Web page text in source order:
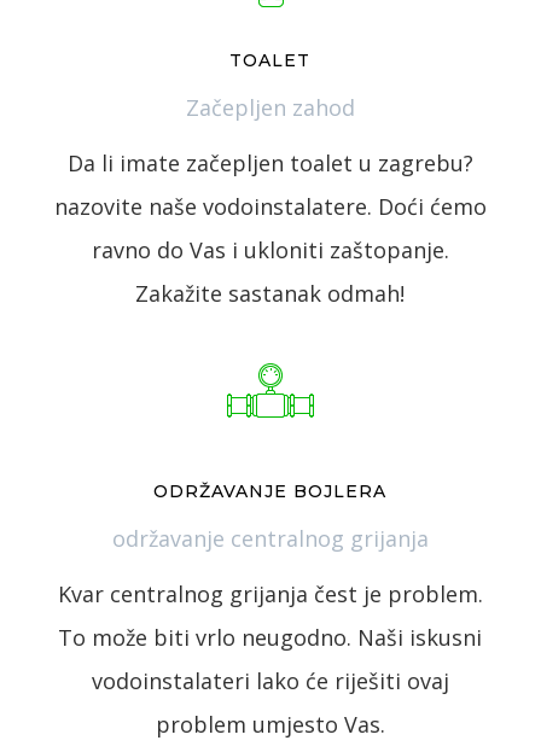
TOALET
Začepljen zahod
Da li imate začepljen toalet u zagrebu?
nazovite naše vodoinstalatere. Doći ćemo
ravno do Vas i ukloniti zaštopanje.
Zakažite sastanak odmah!
ODRŽAVANJE BOJLERA
održavanje centralnog grijanja
Kvar centralnog grijanja čest je problem.
To može biti vrlo neugodno. Naši iskusni
vodoinstalateri lako će riješiti ovaj
problem umjesto Vas.